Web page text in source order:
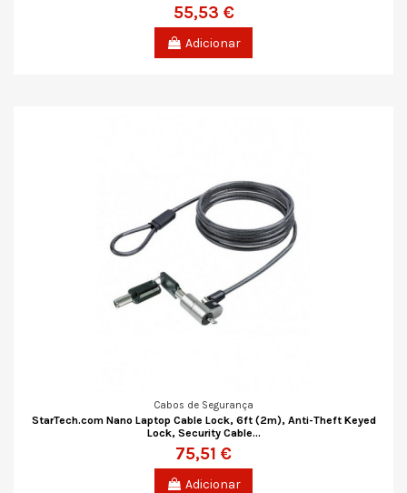
55,53 €
Adicionar
Cabos de Segurança
StarTech.com Nano Laptop Cable Lock, 6ft (2m), Anti-Theft Keyed
Lock, Security Cable...
75,51 €
Adicionar